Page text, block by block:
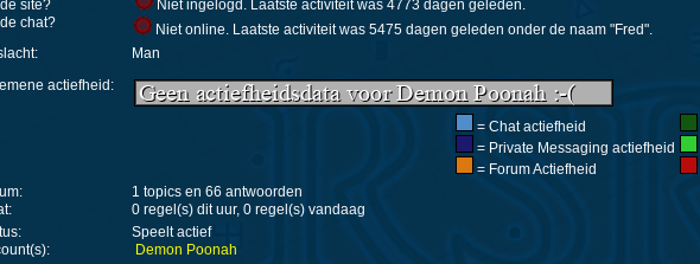
site?
Niet ingelogd. Laatste activiteit was 4773 dagen geleden.
chat?
Niet online. Laatste activiteit was 5475 dagen geleden onder de naam "Fred".
Man
actiefheid:
= Chat actiefheid
= Private Messaging actiefheid
= Forum Actiefheid
1 topics en 66 antwoorden
0 regel(s) dit uur, 0 regel(s) vandaag
Speelt actief
Demon Poonah